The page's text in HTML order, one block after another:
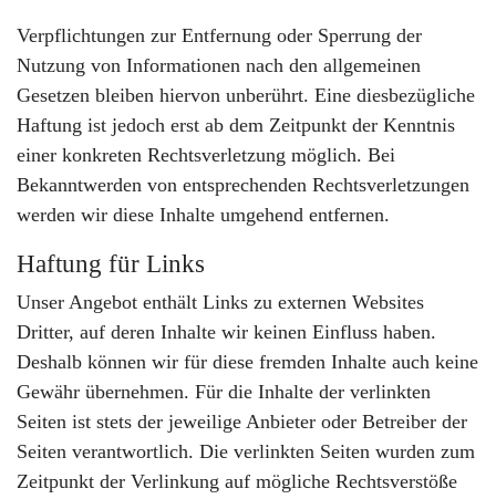
Verpflichtungen zur Entfernung oder Sperrung der
Nutzung von Informationen nach den allgemeinen
Gesetzen bleiben hiervon unberührt. Eine diesbezügliche
Haftung ist jedoch erst ab dem Zeitpunkt der Kenntnis
einer konkreten Rechtsverletzung möglich. Bei
Bekanntwerden von entsprechenden Rechtsverletzungen
werden wir diese Inhalte umgehend entfernen.
Haftung für Links
Unser Angebot enthält Links zu externen Websites
Dritter, auf deren Inhalte wir keinen Einfluss haben.
Deshalb können wir für diese fremden Inhalte auch keine
Gewähr übernehmen. Für die Inhalte der verlinkten
Seiten ist stets der jeweilige Anbieter oder Betreiber der
Seiten verantwortlich. Die verlinkten Seiten wurden zum
Zeitpunkt der Verlinkung auf mögliche Rechtsverstöße